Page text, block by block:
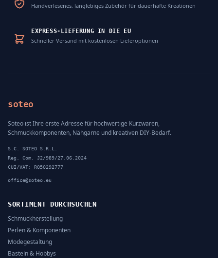
Handverlesenes, langlebiges Zubehör für dauerhafte Kreationen
EXPRESS-LIEFERUNG IN DIE EU
Schneller Versand mit kostenlosen Lieferoptionen
soteo
Soteo ist Ihre erste Adresse für hochwertige Kurzwaren,
Schmuckkomponenten, Nähgarne und kreativen DIY-Bedarf.
S.C. SOTEO S.R.L.
Reg. Com. J2/989/27.06.2024
CUI/VAT: RO50292777
office@soteo.eu
SORTIMENT DURCHSUCHEN
Schmuckherstellung
Perlen & Komponenten
Modegestaltung
Basteln & Hobbys